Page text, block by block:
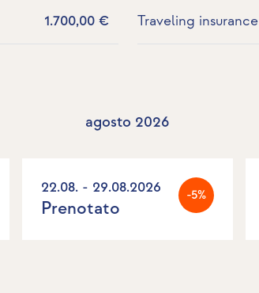
1.700,00 € Traveling insurance
agosto 2026
22.08. - 29.08.2026 -5%
Prenotato